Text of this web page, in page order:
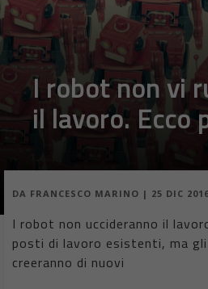
I robot non vi
il lavoro. Ecco
DA FRANCESCO MARINO | 25 DIC
I robot non uccideranno il
posti di lavoro esistenti, ma gli
creeranno di nuovi